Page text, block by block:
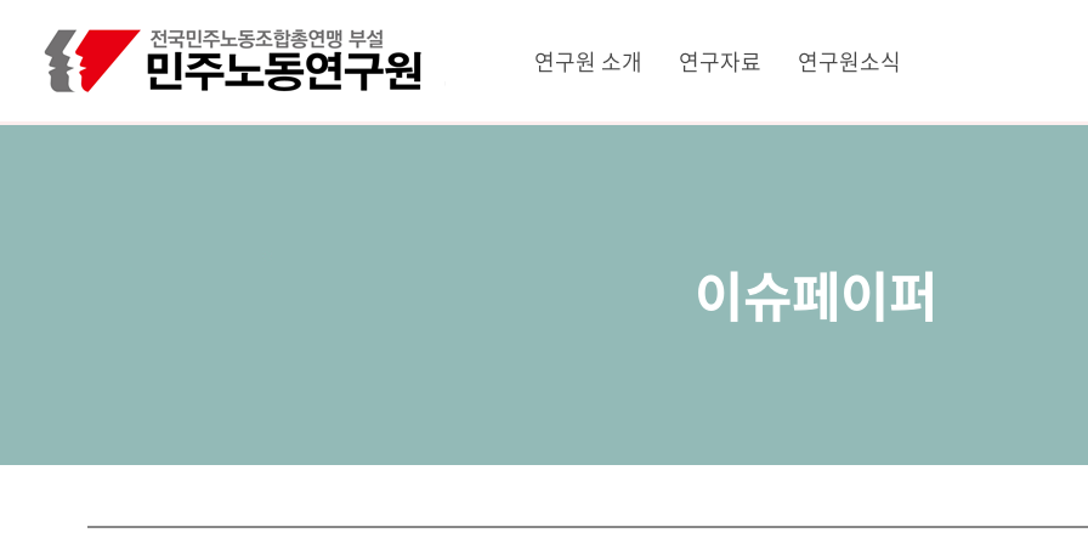
연구원 소개 연구자료 연구원소식
이슈페이퍼